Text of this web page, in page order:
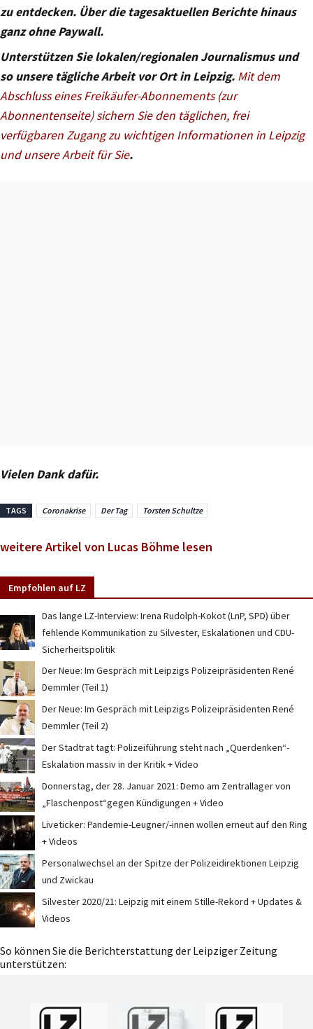
zu entdecken. Über die tagesaktuellen Berichte hinaus
ganz ohne Paywall.
Unterstützen Sie lokalen/regionalen Journalismus und
so unsere tägliche Arbeit vor Ort in Leipzig. Mit dem
Abschluss eines Freikäufer-Abonnements (zur
Abonnentenseite) sichern Sie den täglichen, frei
verfügbaren Zugang zu wichtigen Informationen in Leipzig
und unsere Arbeit für Sie.
Vielen Dank dafür.
TAGS Coronakrise Der Tag Torsten Schultze
weitere Artikel von Lucas Böhme lesen
Empfohlen auf LZ
Das lange LZ-Interview: Irena Rudolph-Kokot (LnP, SPD) über
fehlende Kommunikation zu Silvester, Eskalationen und CDU-
Sicherheitspolitik
Der Neue: Im Gespräch mit Leipzigs Polizeipräsidenten René
Demmler (Teil 1)
Der Neue: Im Gespräch mit Leipzigs Polizeipräsidenten René
Demmler (Teil 2)
Der Stadtrat tagt: Polizeiführung steht nach „Querdenken“-
Eskalation massiv in der Kritik + Video
Donnerstag, der 28. Januar 2021: Demo am Zentrallager von
„Flaschenpost“gegen Kündigungen + Video
Liveticker: Pandemie-Leugner/-innen wollen erneut auf den Ring
+ Videos
Personalwechsel an der Spitze der Polizeidirektionen Leipzig
und Zwickau
Silvester 2020/21: Leipzig mit einem Stille-Rekord + Updates &
Videos
So können Sie die Berichterstattung der Leipziger Zeitung
unterstützen: